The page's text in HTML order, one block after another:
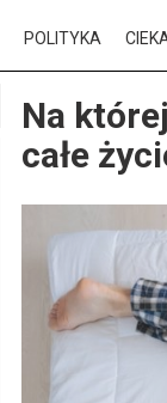
POLITYKA
Na
całe